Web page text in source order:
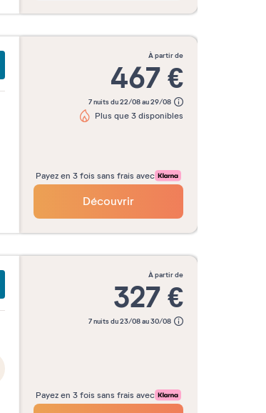
à partir de
467€
7 nuits du 22/08 au 29/08
Plus que 3 disponibles
Payez en 3 fois sans frais avec
Découvrir
à partir de
327€
7 nuits du 23/08 au 30/08
Payez en 3 fois sans frais avec